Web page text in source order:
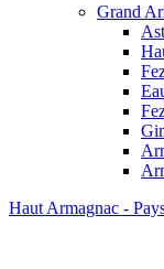
Grand
Haut Armagnac -